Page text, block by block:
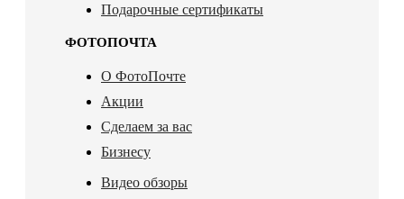
Подарочные сертификаты
ФОТОПОЧТА
О ФотоПочте
Акции
Сделаем за вас
Бизнесу
Видео обзоры